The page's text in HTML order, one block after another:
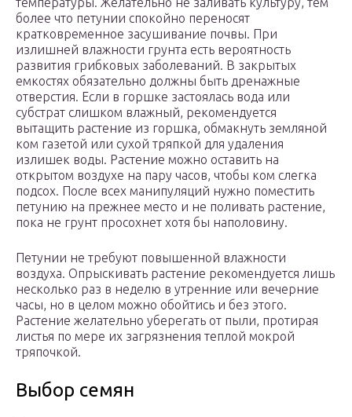
более что петунии спокойно переносят
кратковременное засушивание почвы. При
излишней влажности грунта есть вероятность
развития грибковых заболеваний. В закрытых
емкостях обязательно должны быть дренажные
отверстия. Если в горшке застоялась вода или
субстрат слишком влажный, рекомендуется
вытащить растение из горшка, обмакнуть земляной
ком газетой или сухой тряпкой для удаления
излишек воды. Растение можно оставить на
открытом воздухе на пару часов, чтобы ком слегка
подсох. После всех манипуляций нужно поместить
петунию на прежнее место и не поливать растение,
пока не грунт просохнет хотя бы наполовину.
Петунии не требуют повышенной влажности
воздуха. Опрыскивать растение рекомендуется лишь
несколько раз в неделю в утренние или вечерние
часы, но в целом можно обойтись и без этого.
Растение желательно уберегать от пыли, протирая
листья по мере их загрязнения теплой мокрой
тряпочкой.
Выбор семян